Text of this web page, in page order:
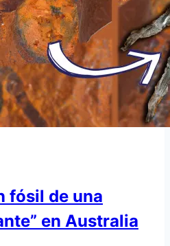
fósil de una
en Australia